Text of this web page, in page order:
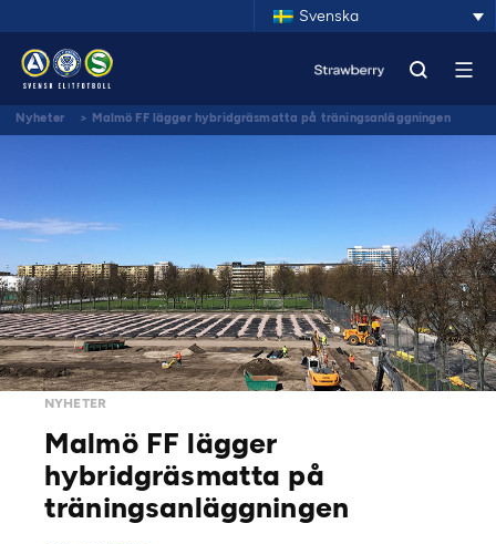
Svenska
Nyheter > Malmö FF lägger hybridgräsmatta på träningsanläggningen
NYHETER
Malmö FF lägger
hybridgräsmatta på
träningsanläggningen